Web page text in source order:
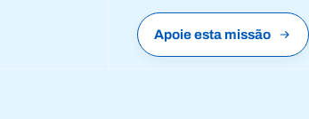
Apoie esta missão